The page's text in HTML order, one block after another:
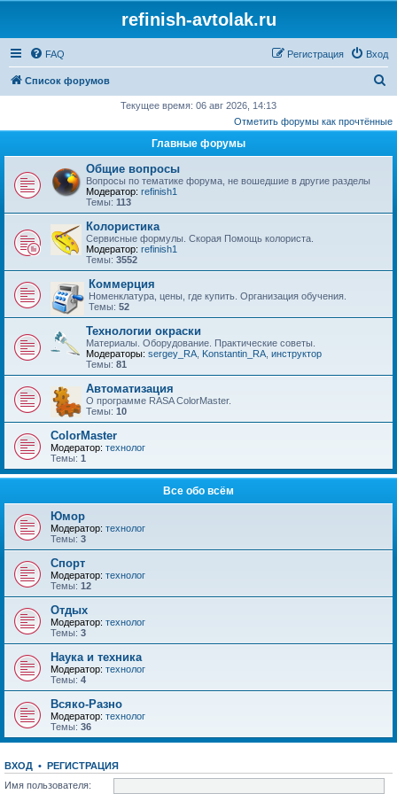
refinish-avtolak.ru
FAQ Вход
Регистрация
Список форумов
и
Текущее время: 06 авг 2026, 14:13
Отметить форумы как прочтённые
Главные форумы
Общие вопросы
Вопросы по тематике форума, не вошедшие в другие разделы
Модератор: refinish1
Темы: 113
Колористика
Сервисные формулы. Скорая Помощь колориста.
Модератор: refinish1
Темы: 3552
Коммерция
Номенклатура, цены, где купить. Организация обучения.
Темы: 52
Технологии окраски
Материалы. Оборудование. Практические советы.
Модераторы: sergey_RA Konstantin_RA инструктор
Темы: 81
Автоматизация
О программе RASA ColorMaster.
Темы: 10
ColorMaster
Модератор: технолог
Темы: 1
Все обо всём
Юмор
Модератор: технолог
Темы: 3
Спорт
Модератор: технолог
Темы: 12
Отдых
Модератор: технолог
Темы: 3
Наука и техника
Модератор: технолог
Темы: 4
Всяко-Разно
Модератор: технолог
Темы: 36
ВХОД • РЕГИСТРАЦИЯ
Имя пользователя: